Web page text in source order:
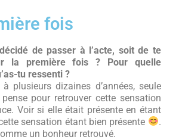
fois
de passer à l’acte, soit de te
la première fois ? Pour quelle
tu ressenti ?
plusieurs dizaines d’années, seule
pour retrouver cette sensation
Voir si elle était présente en étant
sensation étant bien présente
.
un bonheur retrouvé.